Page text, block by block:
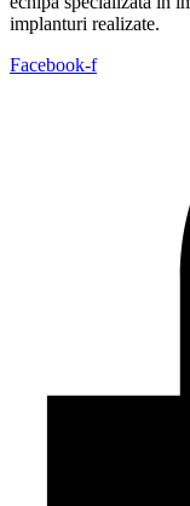
implanturi realizate.
Facebook-f